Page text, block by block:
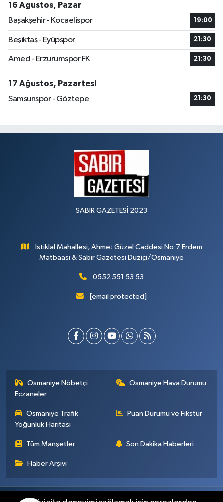
16 Ağustos, Pazar
Başakşehir - Kocaelispor
19:00
Beşiktaş - Eyüpspor 21:30
Amed - Erzurumspor FK 21:30
17 Ağustos, Pazartesi
Samsunspor - Göztepe
21:30
SABIR GAZETESİ 2023
İstiklal Mahallesi, Ahmet Güzel Caddesi No:7 Erdem
Matbaası & Sabır Gazetesi Düziçi/Osmaniye
0552 551 53 53
[email protected]
Osmaniye Nöbetçi
Eczaneler
Osmaniye Hava Durumu
Osmaniye Trafik
Yoğunluk Haritası
Puan Durumu ve Fikstür
Tüm Manşetler Son Dakika Haberleri
Haber Arşivi
Künye İletişim Gizlilik Sözleşmesi